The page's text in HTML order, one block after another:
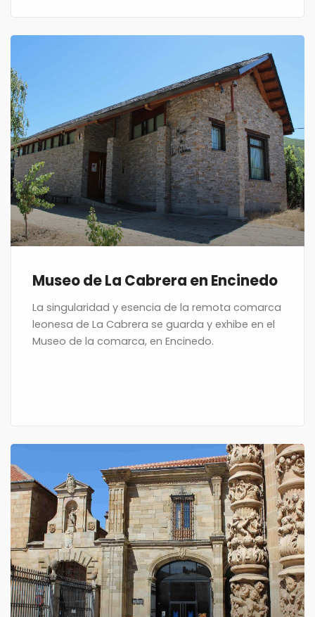
Museo de La Cabrera en Encinedo
La singularidad y esencia de la remota comarca
leonesa de La Cabrera se guarda y exhibe en el
Museo de la comarca, en Encinedo.